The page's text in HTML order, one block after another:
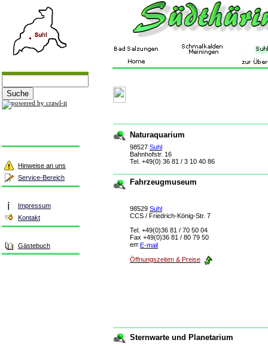
Hinweise an uns
Service-Bereich
Impressum
Kontakt
Gästebuch
Naturaquarium
98527 Suhl
Bahnhofstr. 16
Tel. +49(0) 36 81 / 3 10 40 86
Fahrzeugmuseum
98529 Suhl
CCS / Friedrich-König-Str. 7
Tel. +49(0)36 81 / 70 50 04
Fax +49(0)36 81 / 80 79 50
E-mail
Öffnungszeiten & Preise
Sternwarte und Planetarium